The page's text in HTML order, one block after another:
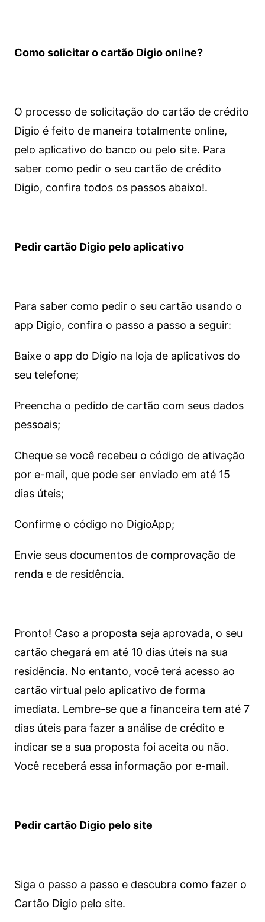
Como solicitar o cartão Digio online?
O processo de solicitação do cartão de crédito
Digio é feito de maneira totalmente online,
pelo aplicativo do banco ou pelo site. Para
saber como pedir o seu cartão de crédito
Digio, confira todos os passos abaixo!.
Pedir cartão Digio pelo aplicativo
Para saber como pedir o seu cartão usando o
app Digio, confira o passo a passo a seguir:
Baixe o app do Digio na loja de aplicativos do
seu telefone;
Preencha o pedido de cartão com seus dados
pessoais;
Cheque se você recebeu o código de ativação
por e-mail, que pode ser enviado em até 15
dias úteis;
Confirme o código no DigioApp;
Envie seus documentos de comprovação de
renda e de residência.
Pronto! Caso a proposta seja aprovada, o seu
cartão chegará em até 10 dias úteis na sua
residência. No entanto, você terá acesso ao
cartão virtual pelo aplicativo de forma
imediata. Lembre-se que a financeira tem até 7
dias úteis para fazer a análise de crédito e
indicar se a sua proposta foi aceita ou não.
Você receberá essa informação por e-mail.
Pedir cartão Digio pelo site
Siga o passo a passo e descubra como fazer o
Cartão Digio pelo site.